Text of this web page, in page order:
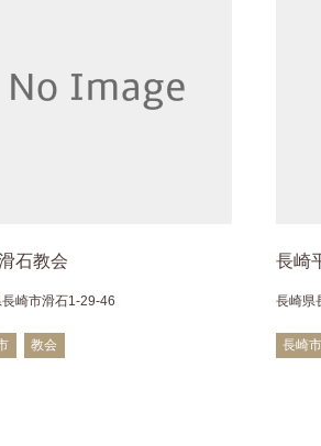
石教会
崎市滑石1-29-46
教会
長崎
長崎県
長崎